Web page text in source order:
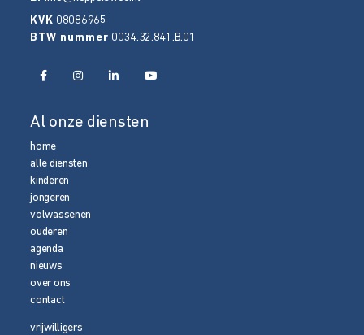
KVK 08086965
BTW nummer 0034.32.841.B.01
Al onze diensten
home
alle diensten
kinderen
jongeren
volwassenen
ouderen
agenda
nieuws
over ons
contact
vrijwilligers